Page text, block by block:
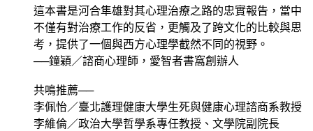
這本書是河合隼雄對其心理治療之路的忠實報告，當中
不僅有對治療工作的反省，更觸及了跨文化的比較與思
考，提供了一個與西方心理學截然不同的視野。
──鐘穎／諮商心理師，愛智者書窩創辦人
共鳴推薦──
李佩怡／臺北護理健康大學生死與健康心理諮商系教授
李維倫／政治大學哲學系專任教授、文學院副院長